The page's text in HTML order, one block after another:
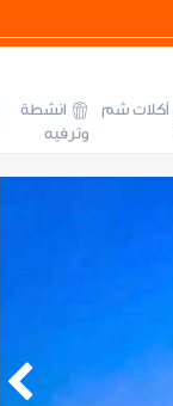
أكلات شم
انشطة
وترفيه